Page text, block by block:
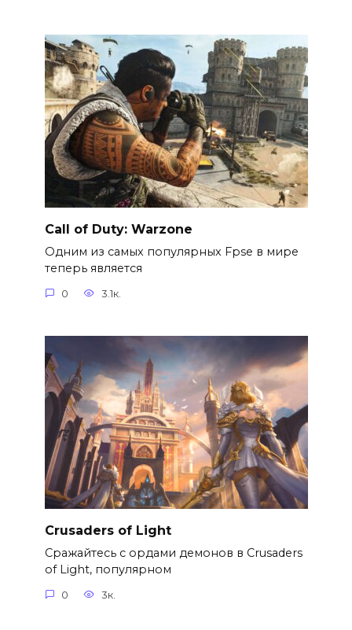
Call of Duty: Warzone
Одним из самых популярных Fpse в мире
теперь является
0 3.1к.
Crusaders of Light
Сражайтесь с ордами демонов в Crusaders
of Light, популярном
0 3к.